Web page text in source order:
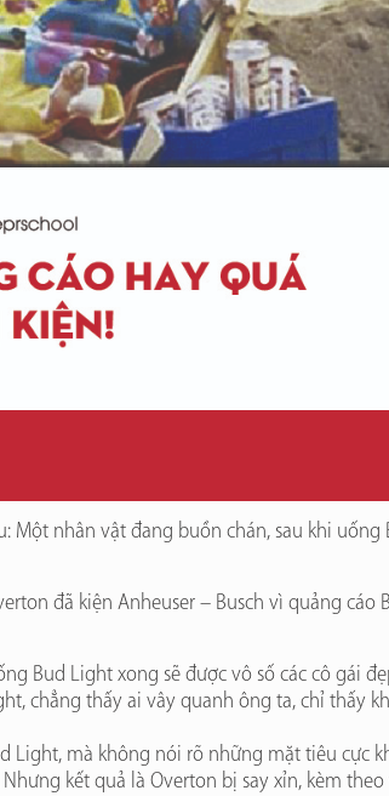
Một nhân vật đang buồn chán, sau khi
đã kiện Anheuser – Busch vì quảng cáo
Bud Light xong sẽ được vô số các cô gái
chẳng thấy ai vây quanh ông ta, chỉ thấy
Light, mà không nói rõ những mặt tiêu cực
kết quả là Overton bị say xỉn, kèm